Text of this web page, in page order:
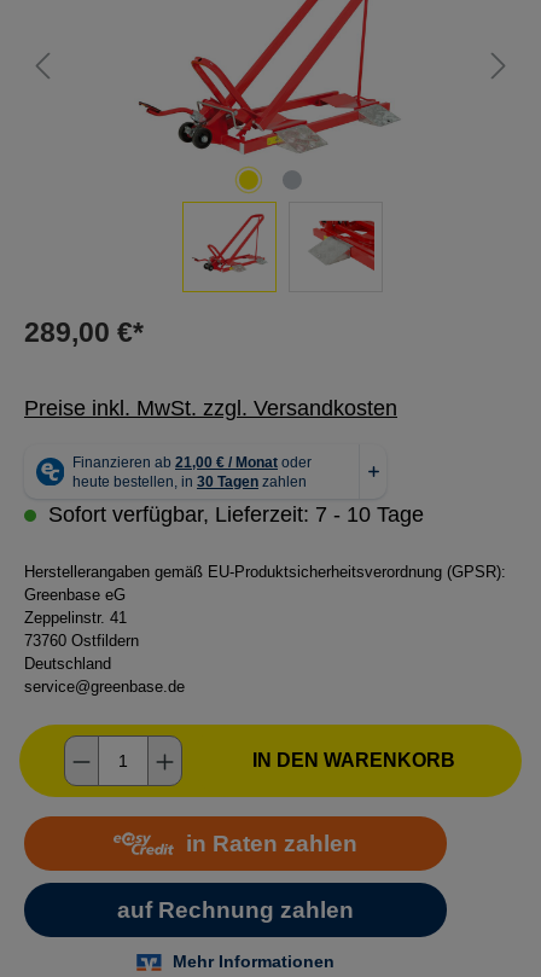
289,00 €*
Preise inkl. MwSt. zzgl. Versandkosten
Sofort verfügbar, Lieferzeit: 7 - 10 Tage
Herstellerangaben gemäß EU-Produktsicherheitsverordnung (GPSR):
Greenbase eG
Zeppelinstr. 41
73760 Ostfildern
Deutschland
service@greenbase.de
Produkt Anzahl: Gib den gewünschten
IN DEN WARENKORB